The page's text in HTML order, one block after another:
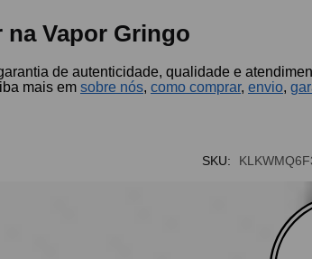
Vapor Gringo
de autenticidade, qualidade e
mais emsobre nós,como comprar,envio,
SKU: